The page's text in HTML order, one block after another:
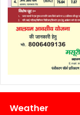
Weather